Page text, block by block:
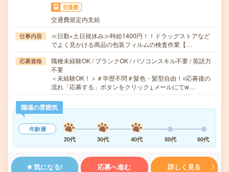
交通費
交通費規定内支給
仕事内容
≪日勤×土日祝休み≫時給1400円！！ドラッグストアなど
でよく見かける商品の包装フィルムの検査作業【…
応募資格
職種未経験OK / ブランクOK / パソコンスキル不要 / 英語力
不要
＜未経験OK！＞＃学歴不問＃髪色・髪型自由！○応募後の
流れ「応募する」ボタンをクリック↓メールにてw…
職場の雰囲気
年齢層
20代
30代 40代 50代 60代
気になる! 応募へ進む 詳しく見る